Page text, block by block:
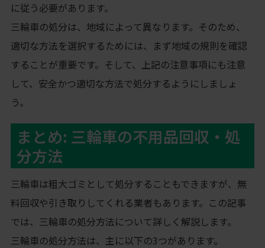
に従う必要があります。
三輪車の処分は、地域によって異なります。そのため、
適切な方法を選択するためには、まず地域の規則を確認
することが重要です。そして、上記の注意事項にも注意
して、安全かつ適切な方法で処分するようにしましょ
う。
まとめ: 三輪車の不用品回収・処
分方法
三輪車は粗大ゴミとして処分することもできますが、無
料回収や引き取りしてくれる業者もあります。この記事
では、三輪車の処分方法について詳しく解説します。
三輪車の処分方法は、主に以下の3つがあります。